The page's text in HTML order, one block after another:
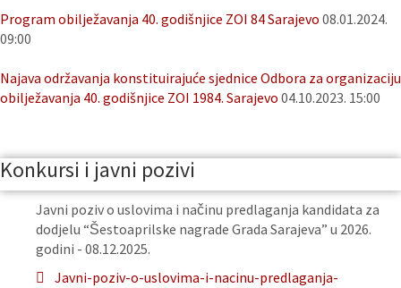
Program obilježavanja 40. godišnjice ZOI 84 Sarajevo 08.01.2024.
09:00
Najava održavanja konstituirajuće sjednice Odbora za organizaciju
obilježavanja 40. godišnjice ZOI 1984. Sarajevo 04.10.2023. 15:00
Konkursi i javni pozivi
Javni poziv o uslovima i načinu predlaganja kandidata za
dodjelu “Šestoaprilske nagrade Grada Sarajeva” u 2026.
godini - 08.12.2025.
Javni-poziv-o-uslovima-i-nacinu-predlaganja-